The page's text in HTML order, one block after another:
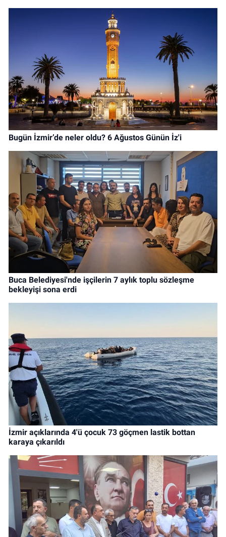
Bugün İzmir’de neler oldu? 6 Ağustos Günün İz'i
Buca Belediyesi'nde işçilerin 7 aylık toplu sözleşme
bekleyişi sona erdi
İzmir açıklarında 4'ü çocuk 73 göçmen lastik bottan
karaya çıkarıldı